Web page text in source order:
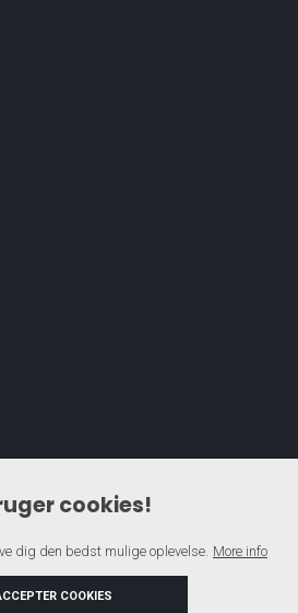
cookies!
dig den bedst mulige oplevelse. More info
COOKIES